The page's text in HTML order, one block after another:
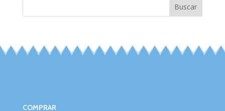
Buscar
COMPRAR